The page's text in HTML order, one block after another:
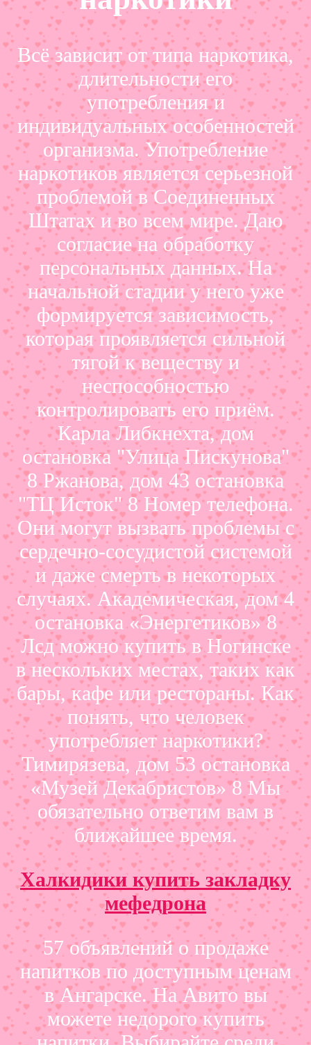
Всё зависит от типа наркотика,
длительности его
употребления и
индивидуальных особенностей
организма. Употребление
наркотиков является серьезной
проблемой в Соединенных
Штатах и во всем мире. Даю
согласие на обработку
персональных данных. На
начальной стадии у него уже
формируется зависимость,
которая проявляется сильной
тягой к веществу и
неспособностью
контролировать его приём.
Карла Либкнехта, дом
остановка "Улица Пискунова"
8 Ржанова, дом 43 остановка
"ТЦ Исток" 8 Номер телефона.
Они могут вызвать проблемы с
сердечно-сосудистой системой
и даже смерть в некоторых
случаях. Академическая, дом 4
остановка «Энергетиков» 8
Лсд можно купить в Ногинске
в нескольких местах, таких как
бары, кафе или рестораны. Как
понять, что человек
употребляет наркотики?
Тимирязева, дом 53 остановка
«Музей Декабристов» 8 Мы
обязательно ответим вам в
ближайшее время.
Халкидики купить закладку
мефедрона
57 объявлений о продаже
напитков по доступным ценам
в Ангарске. На Авито вы
можете недорого купить